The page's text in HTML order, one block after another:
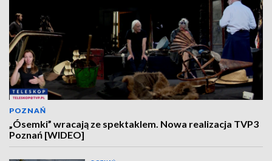
POZNAŃ
„Ósemki” wracają ze spektaklem. Nowa realizacja TVP3
Poznań [WIDEO]